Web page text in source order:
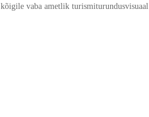
kõigile vaba ametlik turismiturundusvisuaal